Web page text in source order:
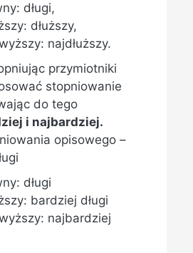
długi,
dłuższy,
najdłuższy.
przymiotniki
stopniowanie
do tego
i najbardziej.
opisowego –
długi
bardziej długi
najbardziej